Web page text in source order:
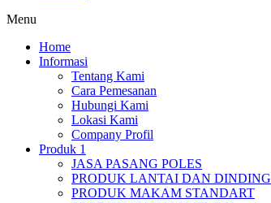
Menu
Home
Informasi
Tentang Kami
Cara Pemesanan
Hubungi Kami
Lokasi Kami
Company Profil
Produk 1
JASA PASANG POLES
PRODUK LANTAI DAN DINDING
PRODUK MAKAM STANDART